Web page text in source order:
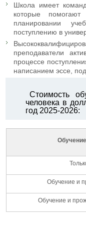
Школа имеет
которые
планировании
поступлению в
преподаватели
процессе
написанием эссе,
Стоимость
человека в
год 2025-2026:
Обучение и
Обучение и